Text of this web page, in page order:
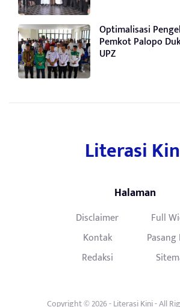
Optimalisasi
Pemkot Palopo
UPZ
Literasi
Halaman
Disclaimer
Full
Kontak
Pasang
Redaksi
Copyright © 2026 -Literasi Kini- All